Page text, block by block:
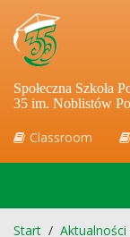
Społeczna Szkoła
35 im. Noblistów
Classroom
Start / Aktualności